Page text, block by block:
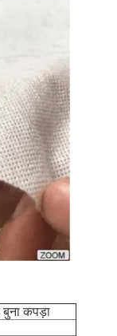
बुना कपड़ा